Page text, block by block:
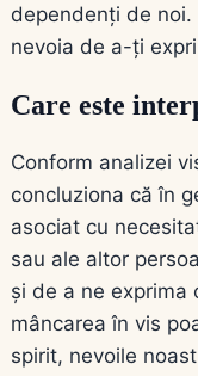
dependenți de
nevoia de a-ți
Care este
Conform analizei
concluziona că în
asociat cu
sau ale altor
și de a ne exprima
mâncarea în vis
spirit, nevoile